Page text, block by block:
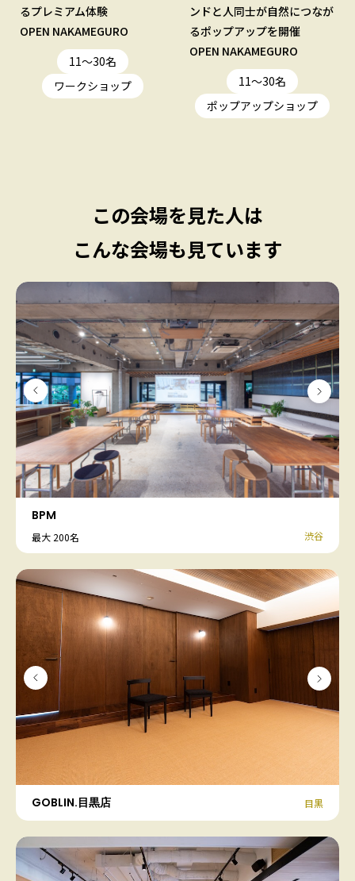
るプレミアム体験
OPEN NAKAMEGURO
11〜30名
ワークショップ
ンドと人同士が自然につなが
るポップアップを開催
OPEN NAKAMEGURO
11〜30名
ポップアップショップ
この会場を見た人は
こんな会場も見ています
BPM
最大 200名 渋谷
GOBLIN.目黒店 目黒